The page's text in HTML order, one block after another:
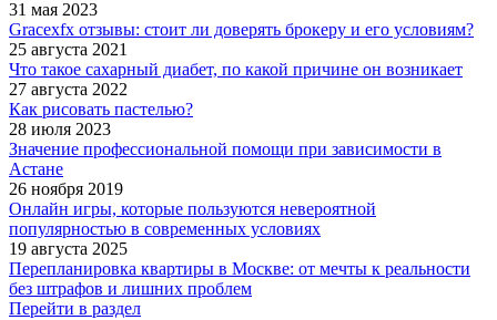
31 мая 2023
Gracexfx отзывы: стоит ли доверять брокеру и его условиям?
25 августа 2021
Что такое сахарный диабет, по какой причине он возникает
27 августа 2022
Как рисовать пастелью?
28 июля 2023
Значение профессиональной помощи при зависимости в
Астане
26 ноября 2019
Онлайн игры, которые пользуются невероятной
популярностью в современных условиях
19 августа 2025
Перепланировка квартиры в Москве: от мечты к реальности
без штрафов и лишних проблем
Перейти в раздел